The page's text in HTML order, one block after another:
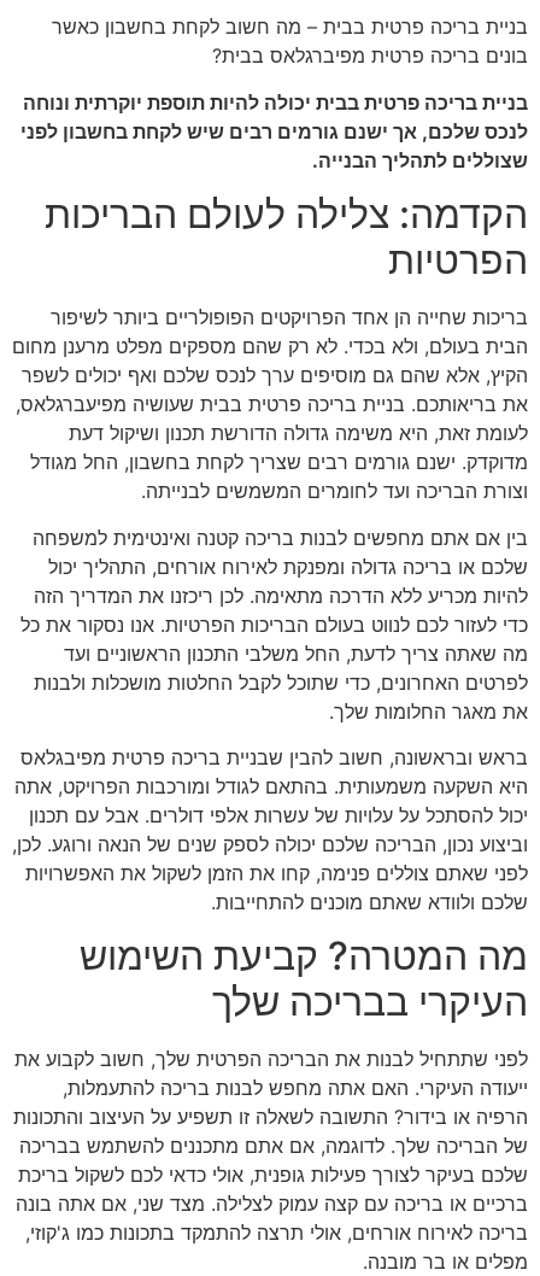
בניית בריכה פרטית בבית – מה חשוב לקחת בחשבון כאשר
בונים בריכה פרטית מפיברגלאס בבית?
בניית בריכה פרטית בבית יכולה להיות תוספת יוקרתית ונוחה
לנכס שלכם, אך ישנם גורמים רבים שיש לקחת בחשבון לפני
שצוללים לתהליך הבנייה.
הקדמה: צלילה לעולם הבריכות
הפרטיות
בריכות שחייה הן אחד הפרויקטים הפופולריים ביותר לשיפור
הבית בעולם, ולא בכדי. לא רק שהם מספקים מפלט מרענן מחום
הקיץ, אלא שהם גם מוסיפים ערך לנכס שלכם ואף יכולים לשפר
את בריאותכם. בניית בריכה פרטית בבית שעושיה מפיעברגלאס,
לעומת זאת, היא משימה גדולה הדורשת תכנון ושיקול דעת
מדוקדק. ישנם גורמים רבים שצריך לקחת בחשבון, החל מגודל
וצורת הבריכה ועד לחומרים המשמשים לבנייתה.
בין אם אתם מחפשים לבנות בריכה קטנה ואינטימית למשפחה
שלכם או בריכה גדולה ומפנקת לאירוח אורחים, התהליך יכול
להיות מכריע ללא הדרכה מתאימה. לכן ריכזנו את המדריך הזה
כדי לעזור לכם לנווט בעולם הבריכות הפרטיות. אנו נסקור את כל
מה שאתה צריך לדעת, החל משלבי התכנון הראשוניים ועד
לפרטים האחרונים, כדי שתוכל לקבל החלטות מושכלות ולבנות
את מאגר החלומות שלך.
בראש ובראשונה, חשוב להבין שבניית בריכה פרטית מפיבגלאס
היא השקעה משמעותית. בהתאם לגודל ומורכבות הפרויקט, אתה
יכול להסתכל על עלויות של עשרות אלפי דולרים. אבל עם תכנון
וביצוע נכון, הבריכה שלכם יכולה לספק שנים של הנאה ורוגע. לכן,
לפני שאתם צוללים פנימה, קחו את הזמן לשקול את האפשרויות
שלכם ולוודא שאתם מוכנים להתחייבות.
מה המטרה? קביעת השימוש
העיקרי בבריכה שלך
לפני שתתחיל לבנות את הבריכה הפרטית שלך, חשוב לקבוע את
ייעודה העיקרי. האם אתה מחפש לבנות בריכה להתעמלות,
הרפיה או בידור? התשובה לשאלה זו תשפיע על העיצוב והתכונות
של הבריכה שלך. לדוגמה, אם אתם מתכננים להשתמש בבריכה
שלכם בעיקר לצורך פעילות גופנית, אולי כדאי לכם לשקול בריכת
ברכיים או בריכה עם קצה עמוק לצלילה. מצד שני, אם אתה בונה
בריכה לאירוח אורחים, אולי תרצה להתמקד בתכונות כמו ג'קוזי,
מפלים או בר מובנה.